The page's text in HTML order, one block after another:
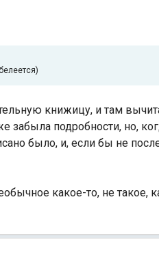
книжицу, и там
забыла подробности, но,
было, и, если бы не
какое-то, не такое,